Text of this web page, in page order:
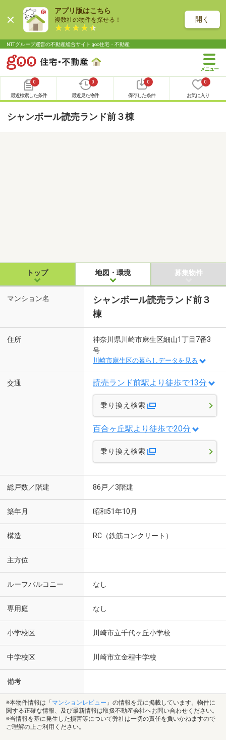
アプリ版はこちら
複数社の物件を探せる！ 開く
NTTグループ運営の不動産総合サイト goo住宅・不動産
0
最近検索した条件
0
最近見た物件
0
保存した条件
0
お気に入り
シャンボール読売ランド前３棟
トップ 地図・環境 募集物件
マンション名
シャンボール読売ランド前３
棟
住所
神奈川県川崎市麻生区細山1丁目7番3
号
川崎市麻生区の暮らしデータを見る
交通 読売ランド前駅より徒歩で13分
乗り換え検索
百合ヶ丘駅より徒歩で20分
乗り換え検索
総戸数／階建 86戸／3階建
築年月 昭和51年10月
構造 RC（鉄筋コンクリート）
主方位
ルーフバルコニー なし
専用庭 なし
小学校区 川崎市立千代ヶ丘小学校
中学校区 川崎市立金程中学校
備考
※本物件情報は「 マンションレビュー 」の情報を元に掲載しています。物件に
関する正確な情報、及び最新情報は取扱不動産会社へお問い合わせください。
※当情報を基に発生した損害等について弊社は一切の責任を負いかねますので
ご理解の上ご利用ください。